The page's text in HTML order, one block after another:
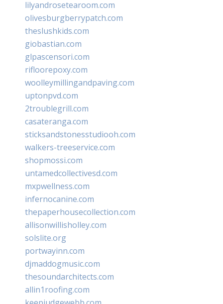
lilyandrosetearoom.com
olivesburgberrypatch.com
theslushkids.com
giobastian.com
glpascensori.com
rifloorepoxy.com
woolleymillingandpaving.com
uptonpvd.com
2troublegrill.com
casateranga.com
sticksandstonesstudiooh.com
walkers-treeservice.com
shopmossi.com
untamedcollectivesd.com
mxpwellness.com
infernocanine.com
thepaperhousecollection.com
allisonwillisholley.com
solslite.org
portwayinn.com
djmaddogmusic.com
thesoundarchitects.com
allin1roofing.com